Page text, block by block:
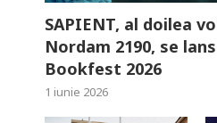
SAPIENT, al doilea
Nordam 2190, se
Bookfest 2026
1 iunie 2026